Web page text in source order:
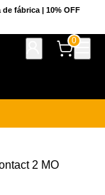
fábrica | 10% OFF
0
2 MO